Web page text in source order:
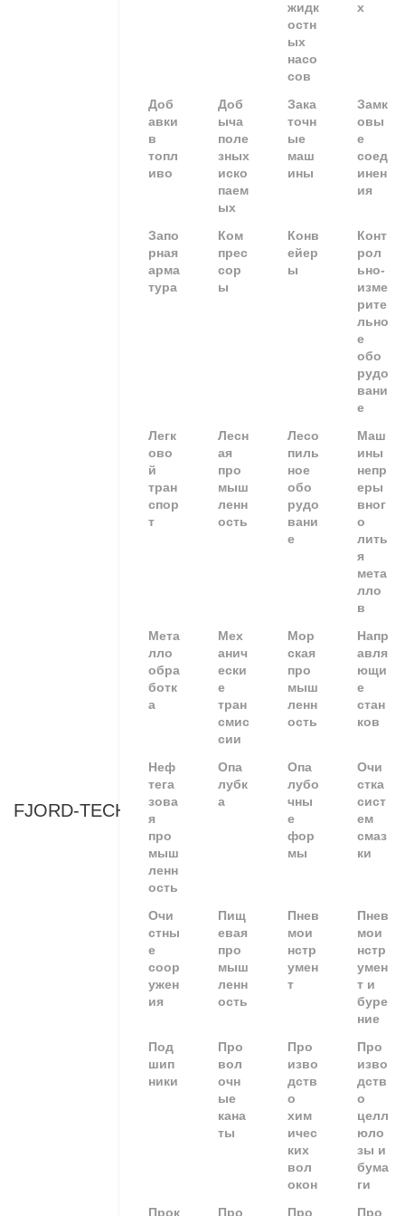
FJORD-TECHNOLOGY
жидк
остн
ых
насо
сов
х
Доб
авки
в
топл
иво
Доб
ыча
поле
зных
иско
паем
ых
Зака
точн
ые
маш
ины
Замк
овы
е
соед
инен
ия
Запо
рная
арма
тура
Ком
прес
сор
ы
Конв
ейер
ы
Конт
рол
ьно-
изме
рите
льно
е
обо
рудо
вани
е
Легк
ово
й
тран
спор
т
Лесн
ая
про
мыш
ленн
ость
Лесо
пиль
ное
обо
рудо
вани
е
Маш
ины
непр
еры
вног
о
лить
я
мета
лло
в
Мета
лло
обра
ботк
а
Мех
анич
ески
е
тран
смис
сии
Мор
ская
про
мыш
ленн
ость
Напр
авля
ющи
е
стан
ков
Неф
тега
зова
я
про
мыш
ленн
ость
Опа
лубк
а
Опа
лубо
чны
е
фор
мы
Очи
стка
сист
ем
смаз
ки
Очи
стны
е
соор
ужен
ия
Пищ
евая
про
мыш
ленн
ость
Пнев
мои
нстр
умен
т
Пнев
мои
нстр
умен
т и
буре
ние
Под
шип
ники
Про
вол
очн
ые
кана
ты
Про
изво
дств
о
хим
ичес
ких
вол
окон
Про
изво
дств
о
целл
юло
зы и
бума
ги
Прок Про Про Про